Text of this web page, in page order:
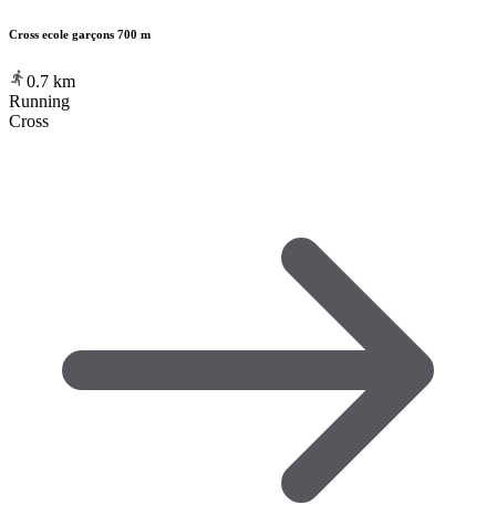
Cross ecole garçons 700 m
0.7 km
Running
Cross